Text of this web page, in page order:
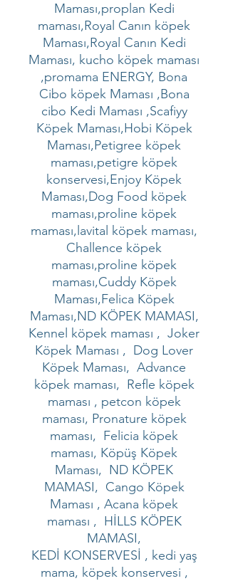
Maması,proplan Kedi
maması,Royal Canın köpek
Maması,Royal Canın Kedi
Maması, kucho köpek maması
,promama ENERGY, Bona
Cibo köpek Maması ,Bona
cibo Kedi Maması ,Scafiyy
Köpek Maması,Hobi Köpek
Maması,Petigree köpek
maması,petigre köpek
konservesi,Enjoy Köpek
Maması,Dog Food köpek
maması,proline köpek
maması,lavital köpek maması,
Challence köpek
maması,proline köpek
maması,Cuddy Köpek
Maması,Felica Köpek
Maması,ND KÖPEK MAMASI,
Kennel köpek maması , Joker
Köpek Maması , Dog Lover
Köpek Maması, Advance
köpek maması, Refle köpek
maması , petcon köpek
maması, Pronature köpek
maması, Felicia köpek
maması, Köpüş Köpek
Maması, ND KÖPEK
MAMASI, Cango Köpek
Maması , Acana köpek
maması , HİLLS KÖPEK
MAMASI,
KEDİ KONSERVESİ , kedi yaş
mama, köpek konservesi ,